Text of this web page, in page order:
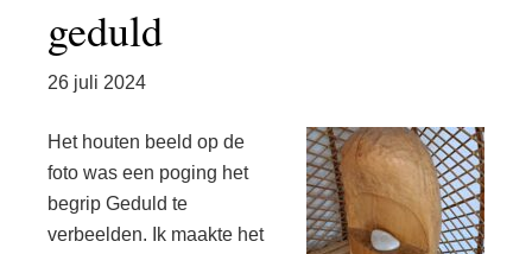
geduld
26 juli 2024
Het houten beeld op de
foto was een poging het
begrip Geduld te
verbeelden. Ik maakte het